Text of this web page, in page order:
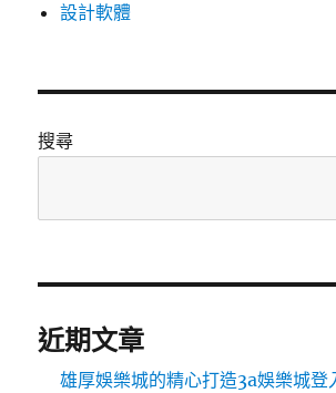
設計軟體
搜尋
近期文章
雄厚娛樂城的精心打造3a娛樂城登